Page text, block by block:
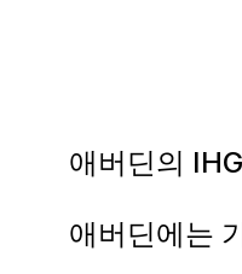
애버딘의
애버딘에는